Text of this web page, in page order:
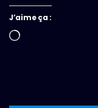
J’aime ça :
Chargement…